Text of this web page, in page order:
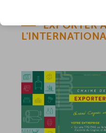
EXPORTER